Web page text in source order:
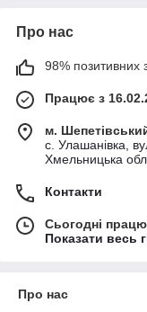
Про нас
98% позитивних з
Працює з
м.
с. Улашанівка,
Хмельницька
Контакти
Сьогодні
Показати весь
Про нас